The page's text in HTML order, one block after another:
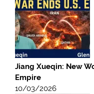
Jiang Xueqin: New
Empire
10/03/2026